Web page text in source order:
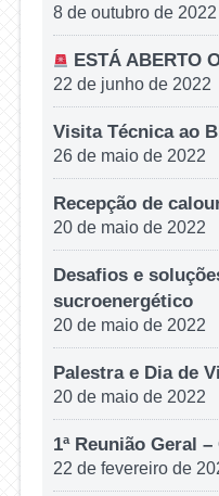
8 de outubro de 2022
ESTÁ ABERTO
22 de junho de 2022
Visita Técnica ao
26 de maio de 2022
Recepção de
20 de maio de 2022
Desafios e
sucroenergético
20 de maio de 2022
Palestra e Dia de
20 de maio de 2022
1ª Reunião Geral
22 de fevereiro de